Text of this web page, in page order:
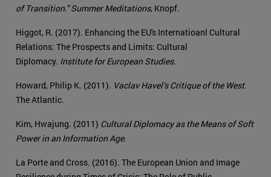
of Transition.” Summer Meditations, Knopf.
Higgot, R. (2017). Enhancing the EU's Internatioanl Cultural
Relations: The Prospects and Limits: Cultural
Diplomacy. Institute for European Studies.
Howard, Philip K. (2011). Vaclav Havel’s Critique of the West.
The Atlantic.
Kim, Hwajung. (2011) Cultural Diplomacy as the Means of Soft
Power in an Information Age.
La Porte and Cross. (2016). The European Union and Image